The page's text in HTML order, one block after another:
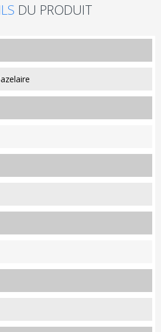
DU PRODUIT